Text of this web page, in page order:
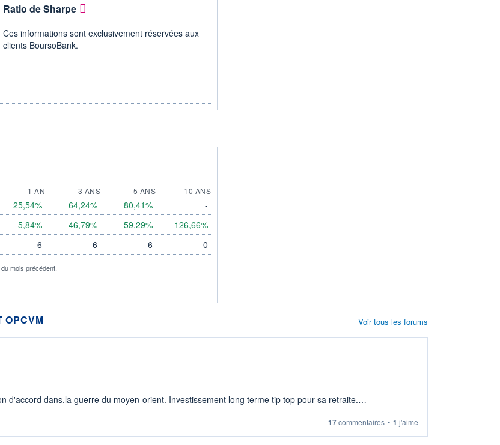
Ratio de Sharpe
Ces informations sont exclusivement réservées aux
clients BoursoBank.
1 AN 3 ANS 5 ANS
10 ANS
25,54% 64,24% 80,41% -
5,84% 46,79% 59,29% 126,66%
6 6 6 0
mois précédent.
OPCVM
d'accord dans.la guerre du moyen-orient. Investissement long terme tip top pour sa retraite.
17commentaires • 1 j'aime
Voir tous les forums